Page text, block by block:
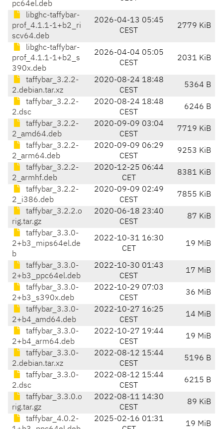
pc64el.deb
libghc-taffybar-
prof_4.1.1-1+b2_ri
scv64.deb
2026-04-13 05:45
CEST
2779 KiB
libghc-taffybar-
prof_4.1.1-1+b2_s
390x.deb
2026-04-04 05:05
CEST
2031 KiB
taffybar_3.2.2-
2.debian.tar.xz
2020-08-24 18:48
CEST
5364 B
taffybar_3.2.2-
2.dsc
2020-08-24 18:48
CEST
6246 B
taffybar_3.2.2-
2_amd64.deb
2020-09-09 03:04
CEST
7719 KiB
taffybar_3.2.2-
2_arm64.deb
2020-09-09 06:29
CEST
9253 KiB
taffybar_3.2.2-
2_armhf.deb
2020-12-25 06:44
CET
8381 KiB
taffybar_3.2.2-
2_i386.deb
2020-09-09 02:49
CEST
7855 KiB
taffybar_3.2.2.o
rig.tar.gz
2020-06-18 23:40
CEST
87 KiB
taffybar_3.3.0-
2+b3_mips64el.de
b
2022-10-31 16:30
CET
19 MiB
taffybar_3.3.0-
2+b3_ppc64el.deb
2022-10-30 01:43
CEST
17 MiB
taffybar_3.3.0-
2+b3_s390x.deb
2022-10-29 07:03
CEST
36 MiB
taffybar_3.3.0-
2+b4_amd64.deb
2022-10-27 16:25
CEST
14 MiB
taffybar_3.3.0-
2+b4_arm64.deb
2022-10-27 19:44
CEST
19 MiB
taffybar_3.3.0-
2.debian.tar.xz
2022-08-12 15:44
CEST
5196 B
taffybar_3.3.0-
2.dsc
2022-08-12 15:44
CEST
6215 B
taffybar_3.3.0.o
rig.tar.gz
2022-08-11 14:30
CEST
89 KiB
taffybar_4.0.2-
2025-02-16 01:31
19 MiB